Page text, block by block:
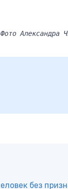
Фото Александра